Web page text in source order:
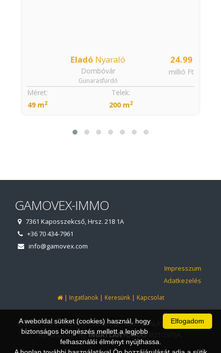
24.99
millió Ft
Eladó Nyaraló
Dombóvár
Gunarasfürdő
Méret:
49 m2
Telek:
200 m2
GAMOVEX-IMMO
7361 Kaposszekcső, Hrsz. 218 1A
+36 70 434-7961
info@gamovex.com
Impresszum
Adatkezelés
| Ingatlanok| Keresünk| Kapcsolat
© 1997 - 2026 AZ INGATLANIRODA WEBOLDALÁT ÉS ÜGYVITELI
RENDSZERÉT AZINGATLANFORRÁSBIZTOSÍTJA.
Elfogadom
A weboldal sütiket (cookies) használ, hogy
biztonságos böngészés mellett a legjobb
felhasználói élményt nyújthassa.